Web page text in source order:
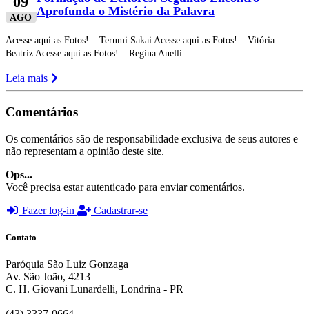
AGO
Aprofunda o Mistério da Palavra
Acesse aqui as Fotos! – Terumi Sakai Acesse aqui as Fotos! – Vitória
Beatriz Acesse aqui as Fotos! – Regina Anelli
Leia mais
Comentários
Os comentários são de responsabilidade exclusiva de seus autores e
não representam a opinião deste site.
Ops...
Você precisa estar autenticado para enviar comentários.
Fazer log-in
Cadastrar-se
Contato
Paróquia São Luiz Gonzaga
Av. São João, 4213
C. H. Giovani Lunardelli, Londrina - PR